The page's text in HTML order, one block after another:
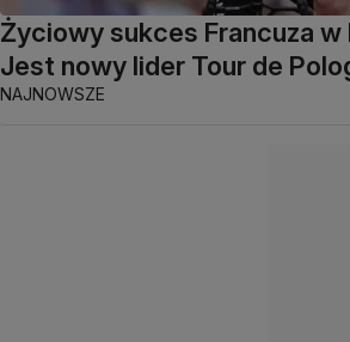
Życiowy sukces Francuza w
Jest nowy lider Tour de
NAJNOWSZE